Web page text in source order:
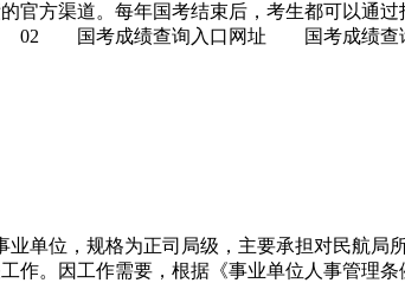
道。每年国考结束后，考生都可以通过
02 国考成绩查询入口网址 国考成绩查
单位，规格为正司局级，主要承担对民航局
作。因工作需要，根据《事业单位人事管理